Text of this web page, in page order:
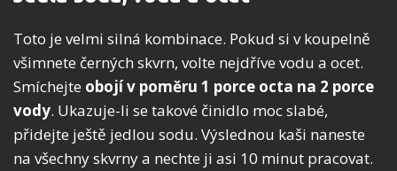
Toto je velmi silná kombinace. Pokud si v koupelně
všimnete černých skvrn, volte nejdříve vodu a ocet.
Smíchejte obojí v poměru 1 porce octa na 2 porce
vody. Ukazuje-li se takové činidlo moc slabé,
přidejte ještě jedlou sodu. Výslednou kaši naneste
na všechny skvrny a nechte ji asi 10 minut pracovat.